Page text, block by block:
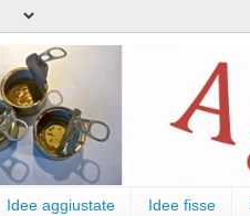
Idee aggiustate Idee fisse